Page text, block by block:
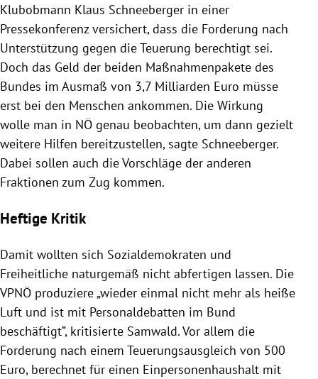
Klubobmann Klaus Schneeberger in einer
Pressekonferenz versichert, dass die Forderung nach
Unterstützung gegen die Teuerung berechtigt sei.
Doch das Geld der beiden Maßnahmenpakete des
Bundes im Ausmaß von 3,7 Milliarden Euro müsse
erst bei den Menschen ankommen. Die Wirkung
wolle man in NÖ genau beobachten, um dann gezielt
weitere Hilfen bereitzustellen, sagte Schneeberger.
Dabei sollen auch die Vorschläge der anderen
Fraktionen zum Zug kommen.
Heftige Kritik
Damit wollten sich Sozialdemokraten und
Freiheitliche naturgemäß nicht abfertigen lassen. Die
VPNÖ produziere „wieder einmal nicht mehr als heiße
Luft und ist mit Personaldebatten im Bund
beschäftigt“, kritisierte Samwald. Vor allem die
Forderung nach einem Teuerungsausgleich von 500
Euro, berechnet für einen Einpersonenhaushalt mit